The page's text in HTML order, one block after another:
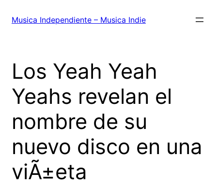
Musica Independiente – Musica Indie
Los Yeah Yeah
Yeahs revelan el
nombre de su
nuevo disco en una
viÃ±eta